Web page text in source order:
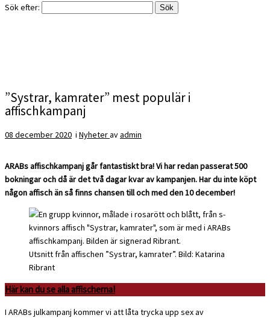
Sök efter:
”Systrar, kamrater” mest populär i
affischkampanj
08 december 2020 i Nyheteravadmin
ARABs affischkampanj går fantastiskt bra! Vi har redan passerat 500
bokningar och då är det två dagar kvar av kampanjen. Har du inte köpt
någon affisch än så finns chansen till och med den 10 december!
Utsnitt från affischen ”Systrar, kamrater”. Bild: Katarina
Ribrant
Här kan du se alla affischerna!
I ARABs julkampanj kommer vi att låta trycka upp sex av